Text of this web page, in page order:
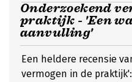
Onderzoekend
praktijk - 'Een
aanvulling'
Een heldere recensie
vermogen in de